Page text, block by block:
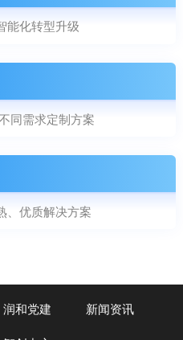
能化转型升级
同需求定制方案
、优质解决方案
润和党建
新闻资讯